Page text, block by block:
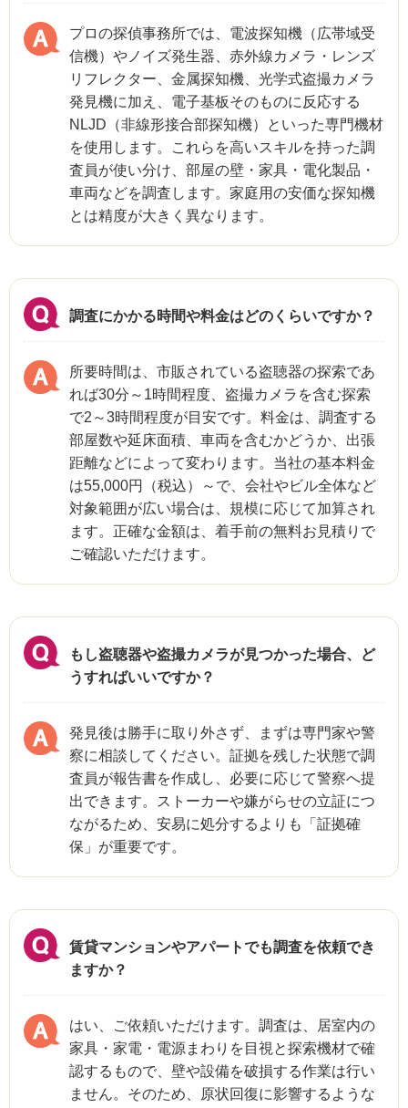
プロの探偵事務所では、電波探知機（広帯域受
信機）やノイズ発生器、赤外線カメラ・レンズ
リフレクター、金属探知機、光学式盗撮カメラ
発見機に加え、電子基板そのものに反応する
NLJD（非線形接合部探知機）といった専門機材
を使用します。これらを高いスキルを持った調
査員が使い分け、部屋の壁・家具・電化製品・
車両などを調査します。家庭用の安価な探知機
とは精度が大きく異なります。
調査にかかる時間や料金はどのくらいですか？
所要時間は、市販されている盗聴器の探索であ
れば30分～1時間程度、盗撮カメラを含む探索
で2～3時間程度が目安です。料金は、調査する
部屋数や延床面積、車両を含むかどうか、出張
距離などによって変わります。当社の基本料金
は55,000円（税込）～で、会社やビル全体など
対象範囲が広い場合は、規模に応じて加算され
ます。正確な金額は、着手前の無料お見積りで
ご確認いただけます。
もし盗聴器や盗撮カメラが見つかった場合、ど
うすればいいですか？
発見後は勝手に取り外さず、まずは専門家や警
察に相談してください。証拠を残した状態で調
査員が報告書を作成し、必要に応じて警察へ提
出できます。ストーカーや嫌がらせの立証につ
ながるため、安易に処分するよりも「証拠確
保」が重要です。
賃貸マンションやアパートでも調査を依頼でき
ますか？
はい、ご依頼いただけます。調査は、居室内の
家具・家電・電源まわりを目視と探索機材で確
認するもので、壁や設備を破損する作業は行い
ません。そのため、原状回復に影響するような